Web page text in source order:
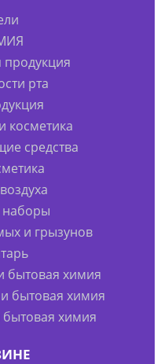
рта
косметика
средства
и грызунов
бытовая химия
бытовая химия
бытовая химия